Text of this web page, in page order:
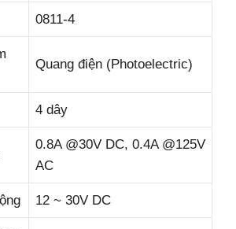
0811-4
Quang điện (Photoelectric)
4 dây
0.8A @30V DC, 0.4A @125V
AC
12 ~ 30V DC